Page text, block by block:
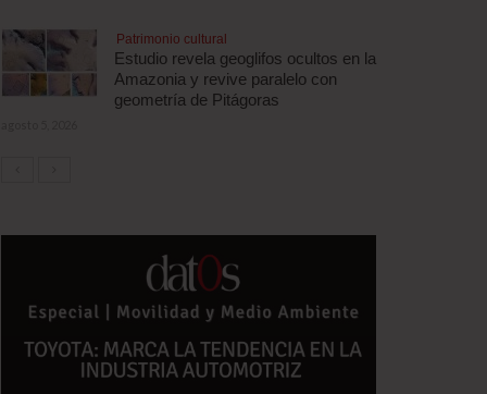
Patrimonio cultural
Estudio revela geoglifos ocultos en la
Amazonia y revive paralelo con
geometría de Pitágoras